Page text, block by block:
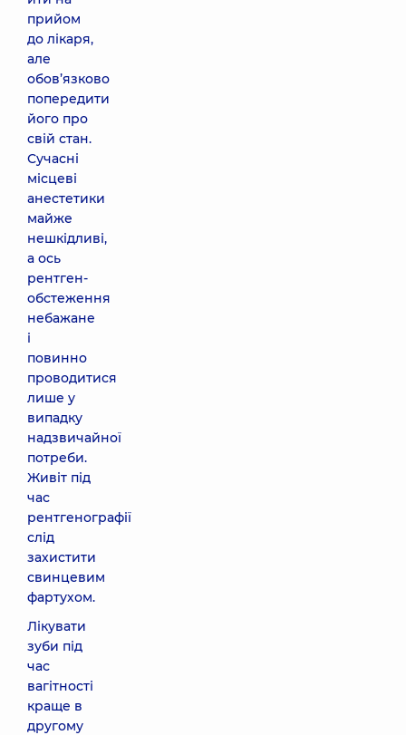
прийом
до лікаря,
але
обов’язково
попередити
його про
свій стан.
Сучасні
місцеві
анестетики
майже
нешкідливі,
а ось
рентген-
обстеження
небажане
і
повинно
проводитися
лише у
випадку
надзвичайної
потреби.
Живіт під
час
рентгенографії
слід
захистити
свинцевим
фартухом.
Лікувати
зуби під
час
вагітності
краще в
другому